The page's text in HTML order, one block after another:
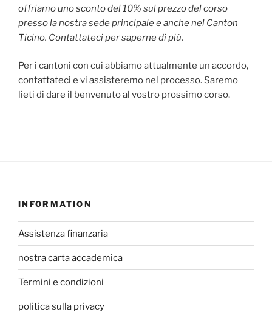
offriamo uno sconto del 10% sul prezzo del corso
presso la nostra sede principale e anche nel Canton
Ticino. Contattateci per saperne di più.
Per i cantoni con cui abbiamo attualmente un accordo,
contattateci e vi assisteremo nel processo. Saremo
lieti di dare il benvenuto al vostro prossimo corso.
INFORMATION
Assistenza finanzaria
nostra carta accademica
Termini e condizioni
politica sulla privacy